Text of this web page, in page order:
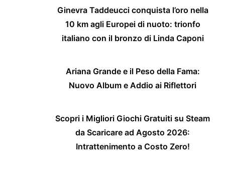
Ginevra Taddeucci conquista l’oro nella
10 km agli Europei di nuoto: trionfo
italiano con il bronzo di Linda Caponi
Ariana Grande e il Peso della Fama:
Nuovo Album e Addio ai Riflettori
Scopri i Migliori Giochi Gratuiti su Steam
da Scaricare ad Agosto 2026:
Intrattenimento a Costo Zero!